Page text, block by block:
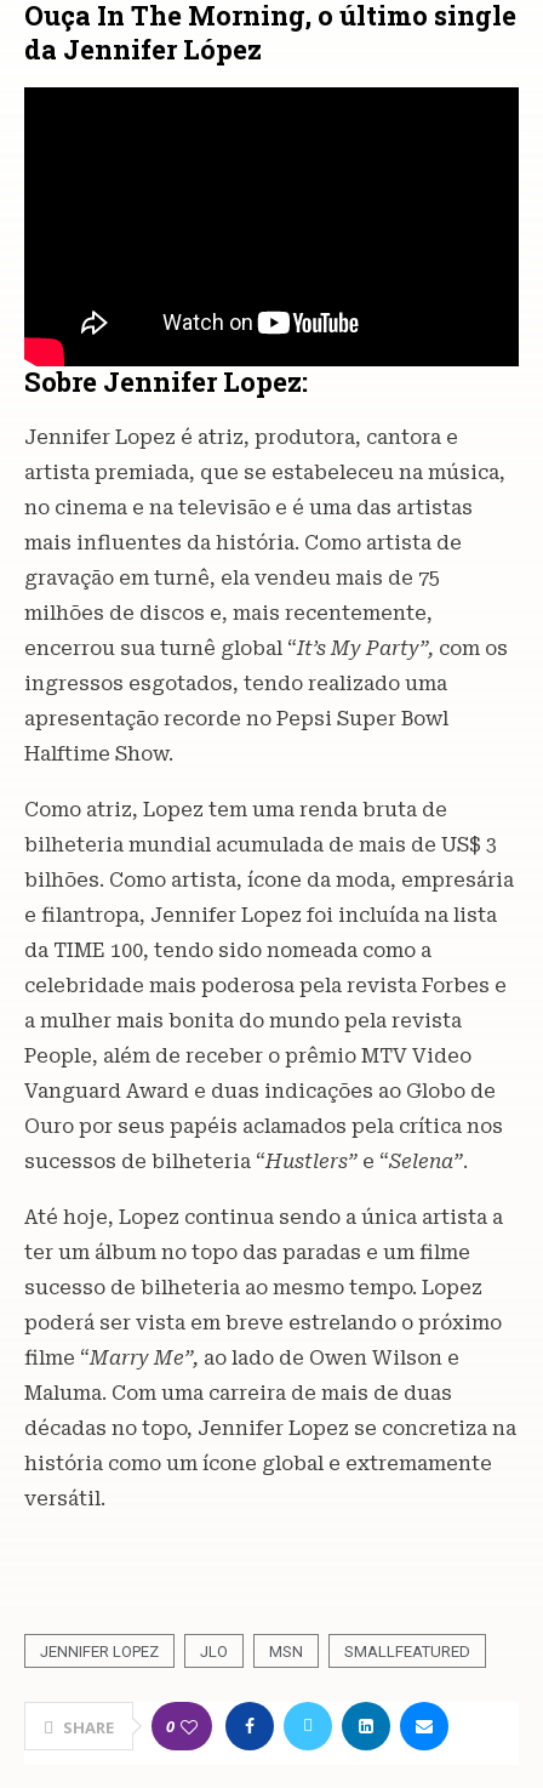
Ouça In The Morning, o último single
da Jennifer López
Sobre Jennifer Lopez:
Jennifer Lopez é atriz, produtora, cantora e
artista premiada, que se estabeleceu na música,
no cinema e na televisão e é uma das artistas
mais influentes da história. Como artista de
gravação em turnê, ela vendeu mais de 75
milhões de discos e, mais recentemente,
encerrou sua turnê global “It’s My Party”, com os
ingressos esgotados, tendo realizado uma
apresentação recorde no Pepsi Super Bowl
Halftime Show.
Como atriz, Lopez tem uma renda bruta de
bilheteria mundial acumulada de mais de US$ 3
bilhões. Como artista, ícone da moda, empresária
e filantropa, Jennifer Lopez foi incluída na lista
da TIME 100, tendo sido nomeada como a
celebridade mais poderosa pela revista Forbes e
a mulher mais bonita do mundo pela revista
People, além de receber o prêmio MTV Video
Vanguard Award e duas indicações ao Globo de
Ouro por seus papéis aclamados pela crítica nos
sucessos de bilheteria “Hustlers” e “Selena”.
Até hoje, Lopez continua sendo a única artista a
ter um álbum no topo das paradas e um filme
sucesso de bilheteria ao mesmo tempo. Lopez
poderá ser vista em breve estrelando o próximo
filme “Marry Me”, ao lado de Owen Wilson e
Maluma. Com uma carreira de mais de duas
décadas no topo, Jennifer Lopez se concretiza na
história como um ícone global e extremamente
versátil.
JENNIFER LOPEZ JLO MSN SMALLFEATURED
SHARE 0